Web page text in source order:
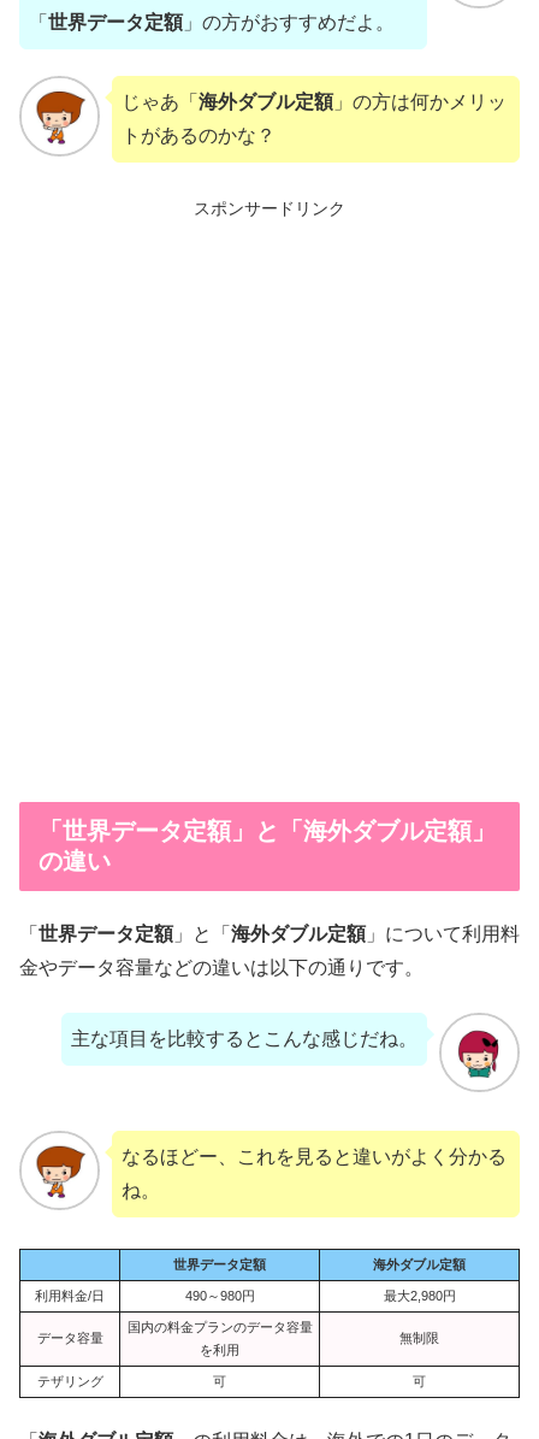
「 世界データ定額」の方がおすすめだよ。
じゃあ「 海外ダブル定額」の方は何かメリッ
トがあるのかな？
スポンサードリンク
「世界データ定額」と「海外ダブル定額」
の違い
「 世界データ定額」と「 海外ダブル定額」について利用料
金やデータ容量などの違いは以下の通りです。
主な項目を比較するとこんな感じだね。
なるほどー、これを見ると違いがよく分かる
ね。
世界データ定額 海外ダブル定額
利用料金/日 490～980円 最大2,980円
データ容量
国内の料金プランのデータ容量
を利用
無制限
テザリング 可 可